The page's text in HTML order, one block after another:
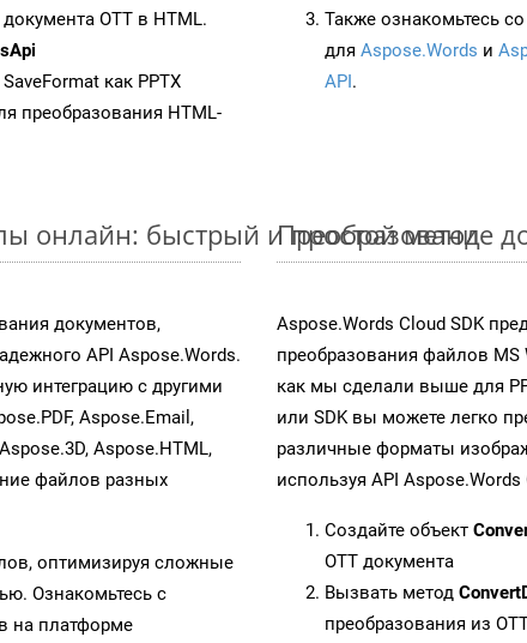
OTT в HTML.
как PPTX
преобразования HTML-
Также ознакомьтесь
для Aspose.Words и
API.
онлайн: быстрый и простой метод
документов,
API Aspose.Words.
интеграцию с другими
Aspose.Email,
Aspose.HTML,
файлов разных
оптимизируя сложные
Ознакомьтесь с
на платформе
Преобразование
Aspose.Words Cloud SDK
преобразования файлов
как мы сделали выше для
или SDK вы можете легко
различные форматы
используя API Aspose.Words
Создайте объект
OTT документа
Вызвать метод
преобразования из